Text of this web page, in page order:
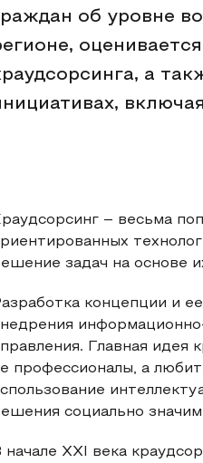
об уровне
а
– весьма
задач на основе
концепции и
Главная идея
профессионалы, а
социально
начале XXI века